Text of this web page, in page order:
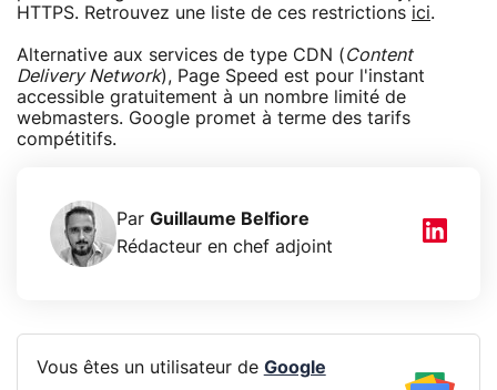
HTTPS. Retrouvez une liste de ces restrictions ici.
Alternative aux services de type CDN (Content
Delivery Network), Page Speed est pour l'instant
accessible gratuitement à un nombre limité de
webmasters. Google promet à terme des tarifs
compétitifs.
Par Guillaume Belfiore
Rédacteur en chef adjoint
Vous êtes un utilisateur de Google